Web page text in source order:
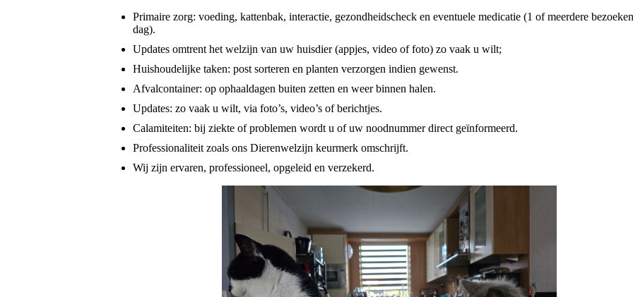
Primaire zorg: voeding, kattenbak, interactie, gezondheidscheck en eventuele medicatie (1 of meerdere
dag).
Updates omtrent het welzijn van uw huisdier (appjes, video of foto) zo vaak u wilt;
Huishoudelijke taken: post sorteren en planten verzorgen indien gewenst.
Afvalcontainer: op ophaaldagen buiten zetten en weer binnen halen.
Updates: zo vaak u wilt, via foto’s, video’s of berichtjes.
Calamiteiten: bij ziekte of problemen wordt u of uw noodnummer direct geïnformeerd.
Professionaliteit zoals ons Dierenwelzijn keurmerk omschrijft.
Wij zijn ervaren, professioneel, opgeleid en verzekerd.